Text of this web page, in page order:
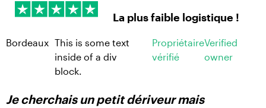
La plus faible logistique !
Bordeaux This is some text
inside of a div
block.
Propriétaire
vérifié
Verified
owner
Je cherchais un petit dériveur mais